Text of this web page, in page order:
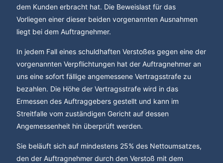
dem Kunden erbracht hat. Die Beweislast für das
Vorliegen einer dieser beiden vorgenannten Ausnahmen
liegt bei dem Auftragnehmer.
In jedem Fall eines schuldhaften Verstoßes gegen eine der
vorgenannten Verpflichtungen hat der Auftragnehmer an
uns eine sofort fällige angemessene Vertragsstrafe zu
bezahlen. Die Höhe der Vertragsstrafe wird in das
Ermessen des Auftraggebers gestellt und kann im
Streitfalle vom zuständigen Gericht auf dessen
Angemessenheit hin überprüft werden.
Sie beläuft sich auf mindestens 25% des Nettoumsatzes,
den der Auftragnehmer durch den Verstoß mit dem